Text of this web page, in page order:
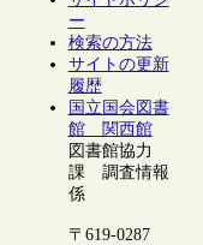
ー
検索の方法
サイトの更新
履歴
国立国会図書
館 関西館
図書館協力
課 調査情報
係
〒619-0287